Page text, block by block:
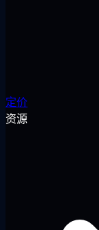
定价
资源